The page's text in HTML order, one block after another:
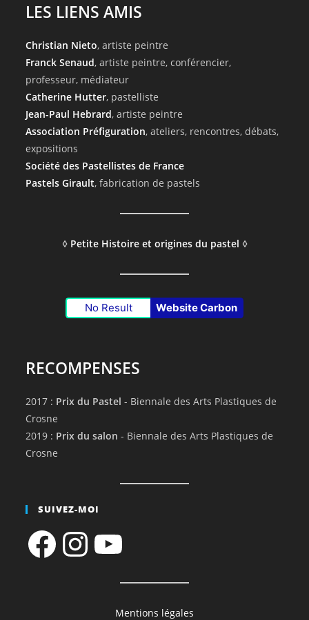
LES LIENS AMIS
Christian Nieto, artiste peintre
Franck Senaud, artiste peintre, conférencier,
professeur, médiateur
Catherine Hutter, pastelliste
Jean-Paul Hebrard, artiste peintre
Association Préfiguration, ateliers, rencontres, débats,
expositions
Société des Pastellistes de France
Pastels Girault, fabrication de pastels
◊ Petite Histoire et origines du pastel ◊
No Result Website Carbon
RECOMPENSES
2017 : Prix du Pastel - Biennale des Arts Plastiques de
Crosne
2019 : Prix du salon - Biennale des Arts Plastiques de
Crosne
SUIVEZ-MOI
FacebookInstagramYouTube
Mentions légales